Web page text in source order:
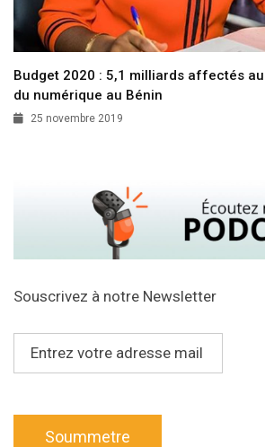
Budget 2020 : 5,1 milliards affectés
du numérique au Bénin
25 novembre 2019
Souscrivez à notre Newsletter